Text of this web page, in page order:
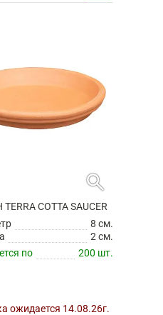
search
COTTA SAUCER
8 см.
2 см.
по
200 шт.
ожидается 14.08.26г.